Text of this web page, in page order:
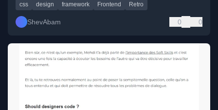
css design framework Frontend Retro
ShevAbam 0 0